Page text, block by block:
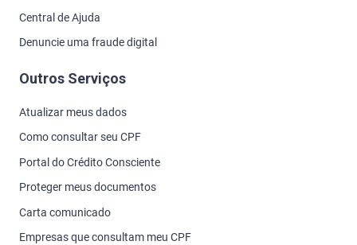
Central de Ajuda
Denuncie uma fraude digital
Outros Serviços
Atualizar meus dados
Como consultar seu CPF
Portal do Crédito Consciente
Proteger meus documentos
Carta comunicado
Empresas que consultam meu CPF